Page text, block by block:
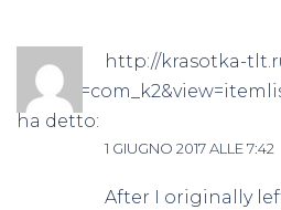
http://krasotka-
ha detto:
1 GIUGNO 2017 ALLE 7:42
After I originally